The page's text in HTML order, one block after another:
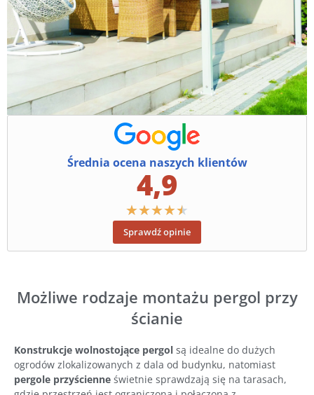
Średnia ocena naszych klientów
4,9
★★★★★
Sprawdź opinie
Możliwe rodzaje montażu pergol przy
ścianie
Konstrukcje wolnostojące pergol są idealne do dużych
ogrodów zlokalizowanych z dala od budynku, natomiast
pergole przyścienne świetnie sprawdzają się na tarasach,